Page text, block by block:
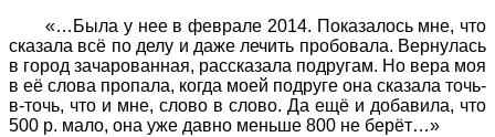
«…Была у нее в феврале 2014. Показалось мне, что
сказала всё по делу и даже лечить пробовала. Вернулась
в город зачарованная, рассказала подругам. Но вера моя
в её слова пропала, когда моей подруге она сказала точь-
в-точь, что и мне, слово в слово. Да ещё и добавила, что
500 р. мало, она уже давно меньше 800 не берёт…»